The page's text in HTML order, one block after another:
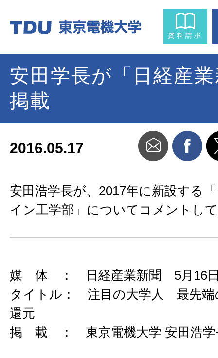
資料請求
安田学長が「日経産
掲載
2016.05.17
安田浩学長が、2017年に新設する
イン工学部」についてコメントし
媒 体 ： 日経産業新聞 5月16
タイトル： 注目の大学人 最先端
還元
掲 載 ： 東京電機大学 安田浩学